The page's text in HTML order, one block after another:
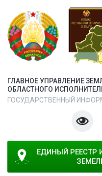
ГЛАВНОЕ УПРАВЛЕНИЕ
ОБЛАСТНОГО
ГОСУДАРСТВЕННЫЙ
ЕДИНЫЙ РЕЕСТР